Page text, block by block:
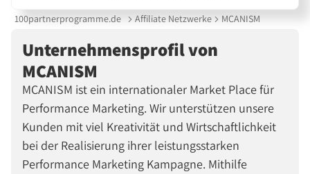
100partnerprogramme.de Affiliate Netzwerke MCANISM
Unternehmensprofil von
MCANISM
MCANISM ist ein internationaler Market Place für
Performance Marketing. Wir unterstützen unsere
Kunden mit viel Kreativität und Wirtschaftlichkeit
bei der Realisierung ihrer leistungsstarken
Performance Marketing Kampagne. Mithilfe